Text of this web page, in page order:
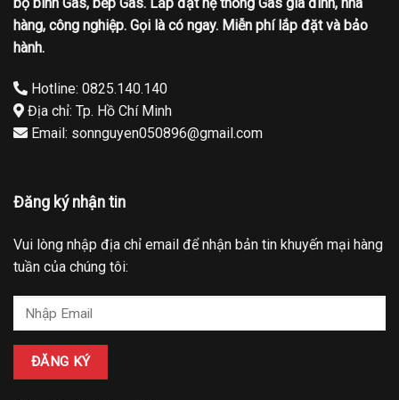
hàng, công nghiệp. Gọi là có ngay. Miễn phí lắp đặt và bảo
hành.
Hotline: 0825.140.140
Địa chỉ: Tp. Hồ Chí Minh
Email: sonnguyen050896@gmail.com
Đăng ký nhận tin
Vui lòng nhập địa chỉ email để nhận bản tin khuyến mại hàng
tuần của chúng tôi: